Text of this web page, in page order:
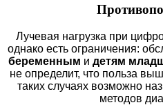
Лучевая нагрузка при
однако есть ограничения:
беременным и детям
не определит, что польза
таких случаях возможно
методов